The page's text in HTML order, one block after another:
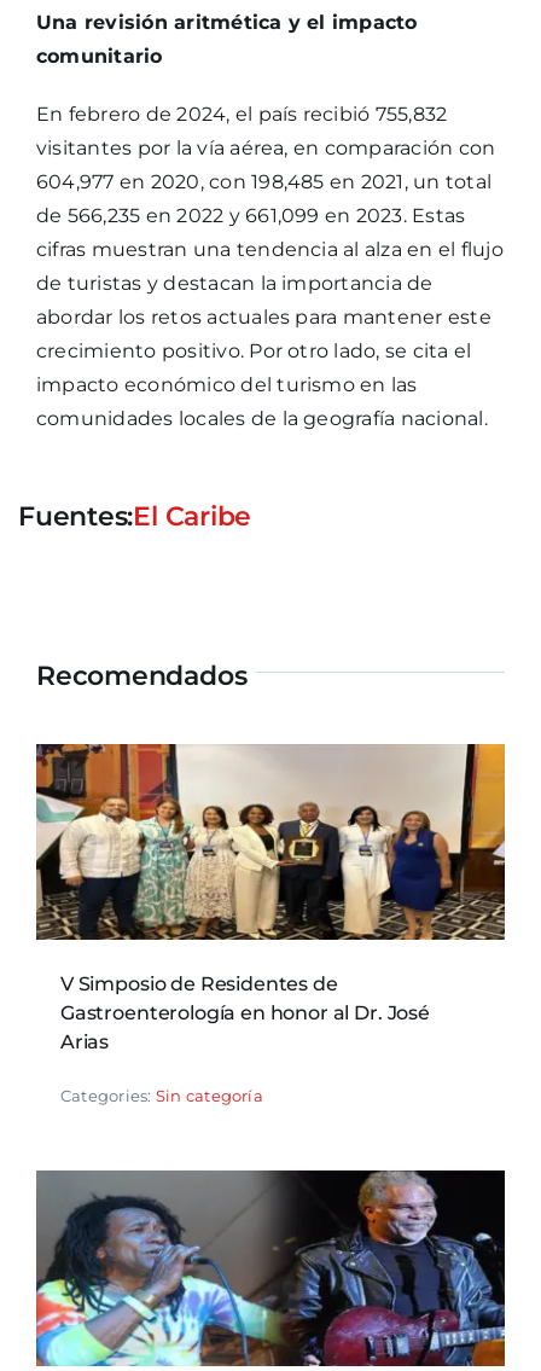
Una revisión aritmética y el impacto
comunitario
En febrero de 2024, el país recibió 755,832
visitantes por la vía aérea, en comparación con
604,977 en 2020, con 198,485 en 2021, un total
de 566,235 en 2022 y 661,099 en 2023. Estas
cifras muestran una tendencia al alza en el flujo
de turistas y destacan la importancia de
abordar los retos actuales para mantener este
crecimiento positivo. Por otro lado, se cita el
impacto económico del turismo en las
comunidades locales de la geografía nacional.
Fuentes:El Caribe
Recomendados
V Simposio de Residentes de
Gastroenterología en honor al Dr. José
Arias
Categories: Sin categoría